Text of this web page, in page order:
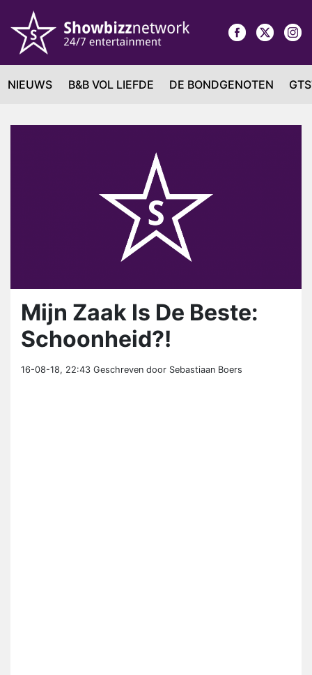
NIEUWS B&B VOL LIEFDE DE BONDGENOTEN
Mijn Zaak Is De Beste:
Schoonheid?!
16-08-18, 22:43 Geschreven door Sebastiaan Boers